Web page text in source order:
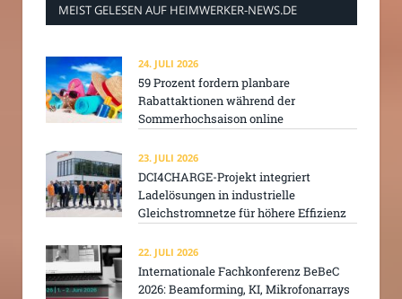
MEIST GELESEN AUF HEIMWERKER-NEWS.DE
24. JULI 2026
59 Prozent fordern planbare
Rabattaktionen während der
Sommerhochsaison online
23. JULI 2026
DCI4CHARGE-Projekt integriert
Ladelösungen in industrielle
Gleichstromnetze für höhere Effizienz
22. JULI 2026
Internationale Fachkonferenz BeBeC
2026: Beamforming, KI, Mikrofonarrays